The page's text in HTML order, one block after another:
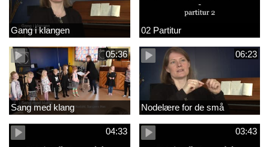
Gang i klangen 02 Partitur
05:36
Sang med klang
06:23
Nodelære for de små
04:33 03:43